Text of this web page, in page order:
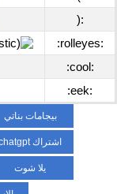
:(
:rolleyes:
:cool:
:eek:
بيجامات بناتي
اشتراك chatgpt
يلا شوت